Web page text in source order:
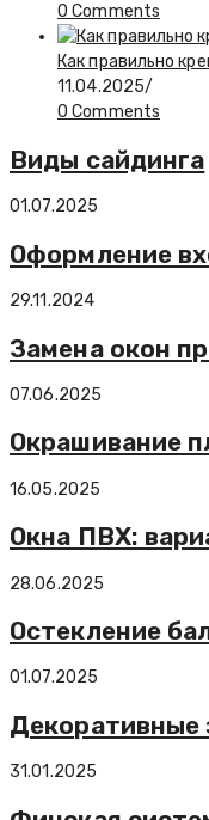
0 Comments
Как правильно
11.04.2025/
0 Comments
Виды сайдинга
01.07.2025
Оформление
29.11.2024
Замена окон
07.06.2025
Окрашивание
16.05.2025
Окна ПВХ:
28.06.2025
Остекление
01.07.2025
Декоративные
31.01.2025